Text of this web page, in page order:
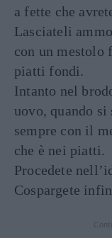
a fette che
Lasciateli
con un mestolo
piatti fondi.
Intanto nel
uovo, quando
sempre con il
che è nei piatti.
Procedete
Cospargete